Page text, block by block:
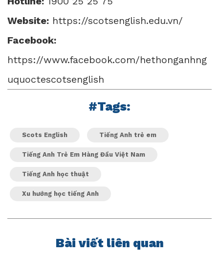
Website: https://scotsenglish.edu.vn/
Facebook:
https://www.facebook.com/hethonganhng
uquoctescotsenglish
#Tags:
Scots English Tiếng Anh trẻ em
Tiếng Anh Trẻ Em Hàng Đầu Việt Nam
Tiếng Anh học thuật
Xu hướng học tiếng Anh
Bài viết liên quan